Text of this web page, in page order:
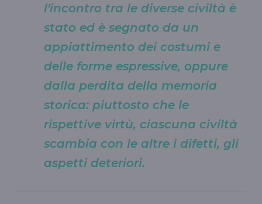
l'incontro tra le diverse civiltà è
stato ed è segnato da un
appiattimento dei costumi e
delle forme espressive, oppure
dalla perdita della memoria
storica: piuttosto che le
rispettive virtù, ciascuna civiltà
scambia con le altre i difetti, gli
aspetti deteriori.